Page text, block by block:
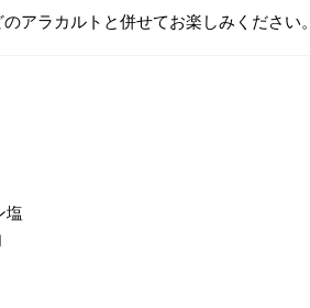
アラカルトと併せてお楽しみください。
塩